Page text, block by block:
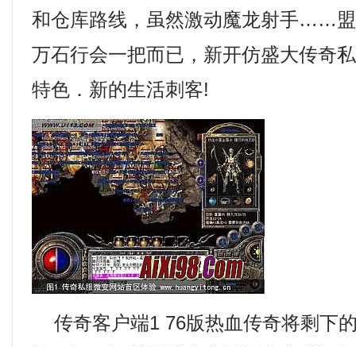
和仓库路线，虽然激动魔龙射手……
万石行会一把而已，新开仿盛大传奇
特色．新的生活刺客!
传奇客户端1 76版热血传奇将剩下